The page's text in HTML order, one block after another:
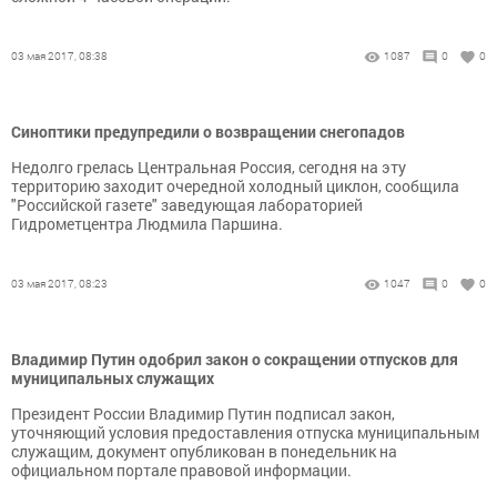
03 мая 2017, 08:38 1087 0 0
Синоптики предупредили о возвращении снегопадов
Недолго грелась Центральная Россия, сегодня на эту
территорию заходит очередной холодный циклон, сообщила
"Российской газете" заведующая лабораторией
Гидрометцентра Людмила Паршина.
03 мая 2017, 08:23 1047 0 0
Владимир Путин одобрил закон о сокращении отпусков для
муниципальных служащих
Президент России Владимир Путин подписал закон,
уточняющий условия предоставления отпуска муниципальным
служащим, документ опубликован в понедельник на
официальном портале правовой информации.